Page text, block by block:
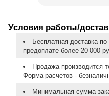
Условия работы/
Бесплатная доставка
предоплате более 20 000
Продажа производится
Форма расчетов -
Минимальная сумма